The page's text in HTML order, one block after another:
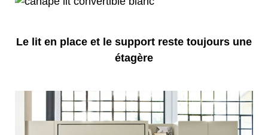
Le lit en place et le support reste toujours une
étagère